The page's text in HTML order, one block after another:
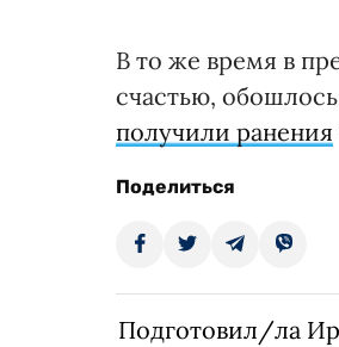
В то же время в
счастью,
получили ранения
Поделиться
Подготовил/ла